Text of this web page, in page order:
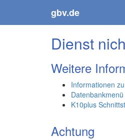
gbv.de
Dienst
Weitere
Informationen
Datenbankmenü
K10plus
Achtung